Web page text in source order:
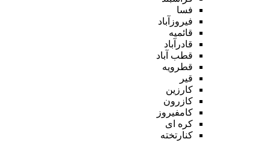
فسا
فیروزآباد
قائمیه
قادرآباد
قطب آباد
قطرویه
قیر
کارزین
کازرون
کامفیروز
کره ای
کنارتخته